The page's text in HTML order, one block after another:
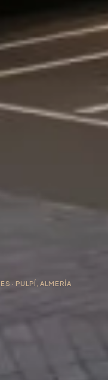
· PULPÍ, ALMERÍA